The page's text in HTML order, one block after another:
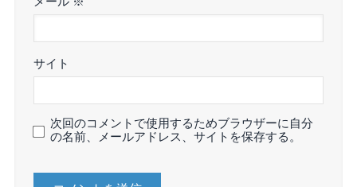
サイト
次回のコメントで使用するためブラウザーに自分
の名前、メールアドレス、サイトを保存する。